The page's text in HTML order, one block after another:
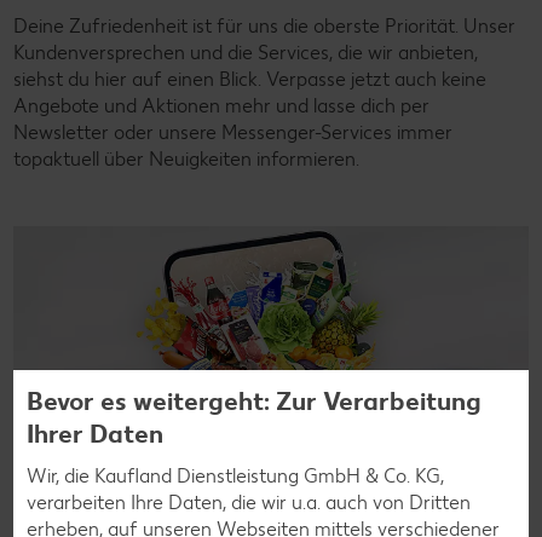
Deine Zufriedenheit ist für uns die oberste Priorität. Unser
Kundenversprechen und die Services, die wir anbieten,
siehst du hier auf einen Blick. Verpasse jetzt auch keine
Angebote und Aktionen mehr und lasse dich per
Newsletter oder unsere Messenger-Services immer
topaktuell über Neuigkeiten informieren.
Bevor es weitergeht: Zur Verarbeitung
Ihrer Daten
Wir, die Kaufland Dienstleistung GmbH & Co. KG,
verarbeiten Ihre Daten, die wir u.a. auch von Dritten
erheben, auf unseren Webseiten mittels verschiedener